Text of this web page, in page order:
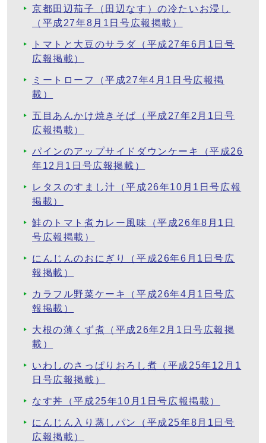
京都田辺茄子（田辺なす）の冷たいお浸し
（平成27年8月1日号広報掲載）
トマトと大豆のサラダ（平成27年6月1日号
広報掲載）
ミートローフ（平成27年4月1日号広報掲
載）
五目あんかけ焼きそば（平成27年2月1日号
広報掲載）
パインのアップサイドダウンケーキ（平成26
年12月1日号広報掲載）
レタスのすまし汁（平成26年10月1日号広報
掲載）
鮭のトマト煮カレー風味（平成26年8月1日
号広報掲載）
にんじんのおにぎり（平成26年6月1日号広
報掲載）
カラフル野菜ケーキ（平成26年4月1日号広
報掲載）
大根の薄くず煮（平成26年2月1日号広報掲
載）
いわしのさっぱりおろし煮（平成25年12月1
日号広報掲載）
なす丼（平成25年10月1日号広報掲載）
にんじん入り蒸しパン（平成25年8月1日号
広報掲載）